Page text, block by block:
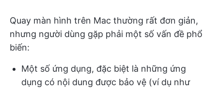
Quay màn hình trên Mac thường rất đơn giản,
nhưng người dùng gặp phải một số vấn đề phổ
biến:
Một số ứng dụng, đặc biệt là những ứng
dụng có nội dung được bảo vệ (ví dụ như